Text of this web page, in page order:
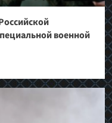
военной